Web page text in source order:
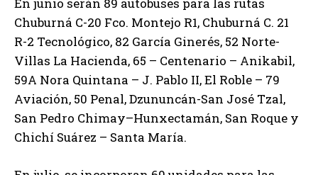
En junio serán 89 autobuses para las rutas
Chuburná C-20 Fco. Montejo R1, Chuburná C. 21
R-2 Tecnológico, 82 García Ginerés, 52 Norte-
Villas La Hacienda, 65 – Centenario – Anikabil,
59A Nora Quintana – J. Pablo II, El Roble – 79
Aviación, 50 Penal, Dzununcán-San José Tzal,
San Pedro Chimay–Hunxectamán, San Roque y
Chichí Suárez – Santa María.